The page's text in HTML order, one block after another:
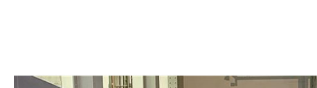
25.2.2025 Bad Honnef.-Am Tag nach der